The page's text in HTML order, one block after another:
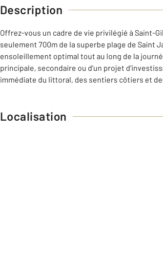
Description
Offrez-vous un cadre de vie privilégié à Saint-
seulement 700m de la superbe plage de Saint
ensoleillement optimal tout au long de la
principale, secondaire ou d'un projet
immédiate du littoral, des sentiers côtiers et
Localisation